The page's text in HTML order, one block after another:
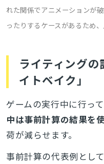
れた関係でアニメーションが
ったりするケースがあるため
ライティング
イトベイク」
ゲームの実行中に行っ
中は事前計算の結果を
荷が減らせます。
事前計算の代表例とし